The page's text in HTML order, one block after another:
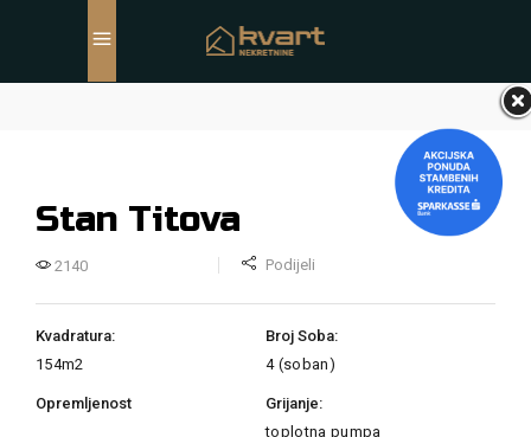
Stan Titova
2140 Podijeli
Kvadratura:
154m2
Broj Soba:
4 (soban)
Opremljenost
Grijanje:
toplotna pumpa